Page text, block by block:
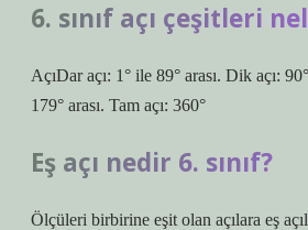
6. sınıf açı çeşitleri
AçıDar açı: 1° ile 89° arası. Dik açı:
179° arası. Tam açı: 360°
Eş açı nedir 6. sınıf?
Ölçüleri birbirine eşit olan açılara eş